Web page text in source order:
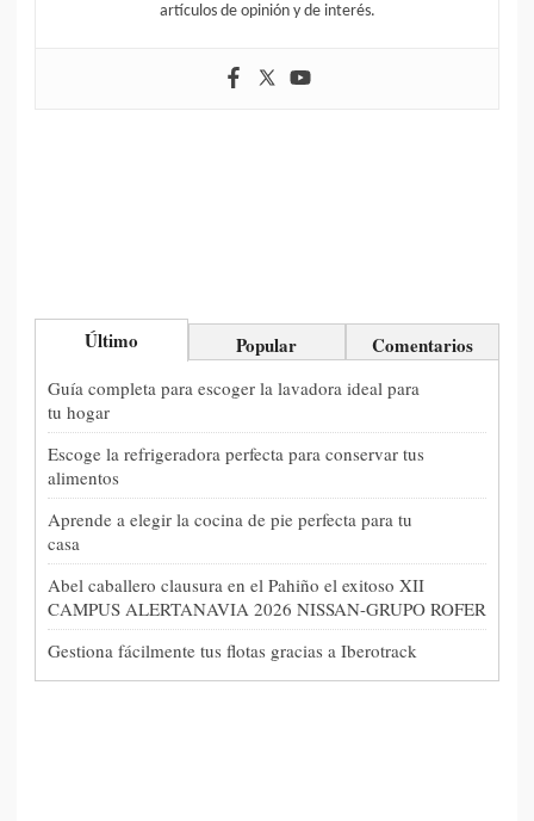
artículos de opinión y de interés.
Último Popular Comentarios
Guía completa para escoger la lavadora ideal para
tu hogar
Escoge la refrigeradora perfecta para conservar tus
alimentos
Aprende a elegir la cocina de pie perfecta para tu
casa
Abel caballero clausura en el Pahiño el exitoso XII
CAMPUS ALERTANAVIA 2026 NISSAN-GRUPO ROFER
Gestiona fácilmente tus flotas gracias a Iberotrack